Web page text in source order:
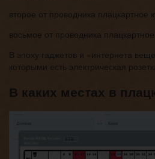
второе от проводника
восьмое от проводника
В эпоху гаджетов и «интернета
которыми есть электрическая
В каких местах в